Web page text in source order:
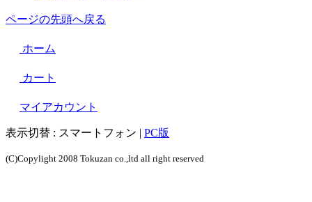
ページの先頭へ戻る
ホーム
カート
マイアカウント
表示切替 : スマートフォン | PC版
(C)Copylight 2008 Tokuzan co.,ltd all right reserved